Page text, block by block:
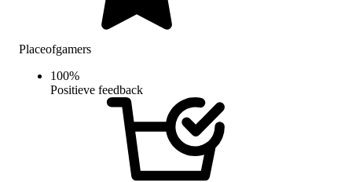
Placeofgamers
100%
Positieve feedback